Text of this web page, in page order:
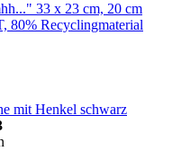
33 x 23 cm, 20 cm
80% Recyclingmaterial
mit Henkel schwarz